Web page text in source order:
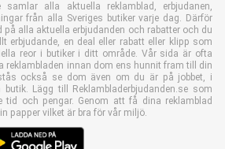
samlar alla aktuella reklamblad, erbjudanen,
från alla Sveriges butiker varje dag. Därför
på alla aktuella erbjudanden och rabatter och du
erbjudande, en deal eller rabatt eller klipp som
reor i butiker i ditt område. Vår sida är ofta
reklambladen innan dom ens hunnit fram till din
också se dom även om du är på jobbet, i
Lägg till Reklambladerbjudanden.se som
tid och pengar. Genom att få dina reklamblad
papper vilket är bra för vår miljö.